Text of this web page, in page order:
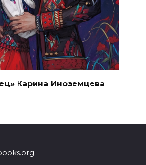
Карина Иноземцева